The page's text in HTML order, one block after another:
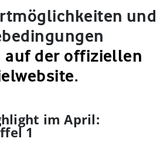
und
auf der offiziellen
.
im April:
1